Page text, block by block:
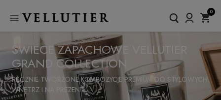
0
ŚWIECE ZAPACHOWE VELLUTIER
GRAND COLLECTION
RĘCZNIE TWORZONE KOMPOZYCJE PREMIUM DO STYLOWYCH
WNĘTRZ I NA PREZENT